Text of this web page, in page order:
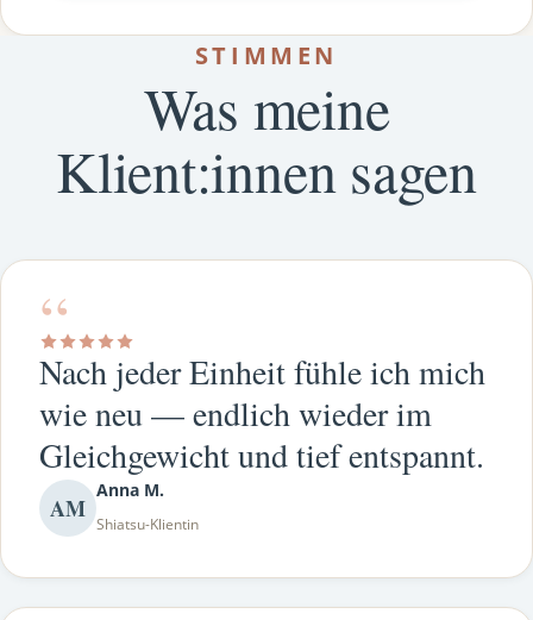
STIMMEN
Was meine
Klient:innen sagen
“
Nach jeder Einheit fühle ich mich
wie neu — endlich wieder im
Gleichgewicht und tief entspannt.
AM
Anna M.
Shiatsu-Klientin